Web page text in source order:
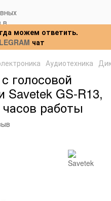
можем ответить.
чат
Аудиотехника
голосовой
Savetek GS-R13,
работы